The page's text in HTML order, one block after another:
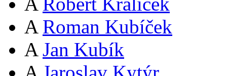
A Roman Kubíček
A Jan Kubík